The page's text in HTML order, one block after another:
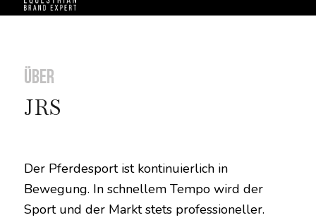
Über
JRS
Der Pferdesport ist kontinuierlich in
Bewegung. In schnellem Tempo wird der
Sport und der Markt stets professioneller.